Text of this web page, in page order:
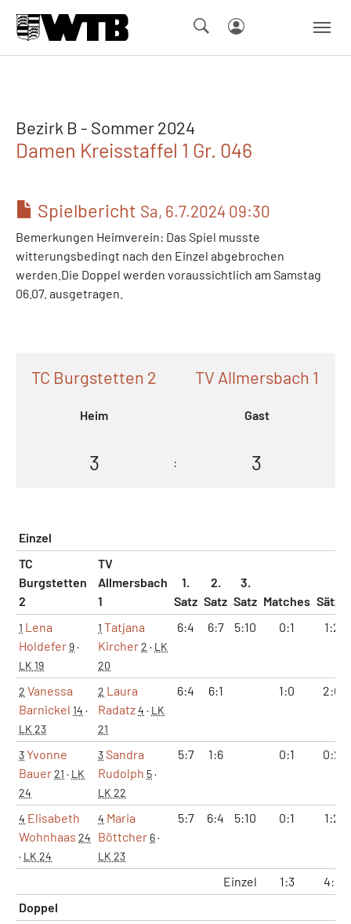
Bezirk B - Sommer 2024
Damen Kreisstaffel 1 Gr. 046
Spielbericht Sa, 6.7.2024 09:30
Bemerkungen Heimverein: Das Spiel musste
witterungsbedingt nach den Einzel abgebrochen
werden.Die Doppel werden voraussichtlich am Samstag
06.07. ausgetragen.
TC Burgstetten 2
Heim
TV Allmersbach 1
Gast
3 : 3
Einzel
TC
Burgstetten
2
TV
Allmersbach
1
1.
Satz
2.
Satz
3.
Satz Matches Sätze
1 Lena
Holdefer9·
LK 19
1 Tatjana
Kircher2 · LK
20
6:4 6:7 5:10 0:1 1:2
2 Vanessa
Barnickel 14 ·
LK 23
2 Laura
Radatz4 · LK
21
6:4 6:1 1:0 2:0
3Yvonne
Bauer21 · LK
24
3Sandra
Rudolph 5·
LK 22
5:7 1:6 0:1 0:2
4 Elisabeth
Wohnhaas 24
· LK 24
4 Maria
Böttcher 6·
LK 23
5:7 6:4 5:10 0:1 1:2
Einzel 1:3
4:6
Doppel